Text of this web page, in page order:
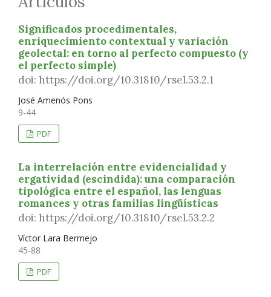
Significados procedimentales,
enriquecimiento contextual y variación
geolectal: en torno al perfecto compuesto (y
el perfecto simple)
doi: https://doi.org/10.31810/rsel.53.2.1
José Amenós Pons
9-44
PDF
La interrelación entre evidencialidad y
ergatividad (escindida): una comparación
tipológica entre el español, las lenguas
romances y otras familias lingüísticas
doi: https://doi.org/10.31810/rsel.53.2.2
Víctor Lara Bermejo
45-88
PDF